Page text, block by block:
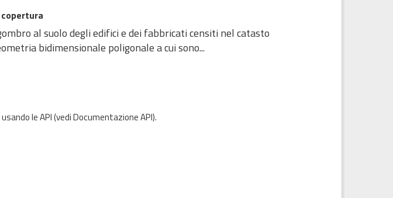
al suolo degli edifici e dei fabbricati censiti nel catasto
bidimensionale poligonale a cui sono...
leAPI(vediDocumentazione API).